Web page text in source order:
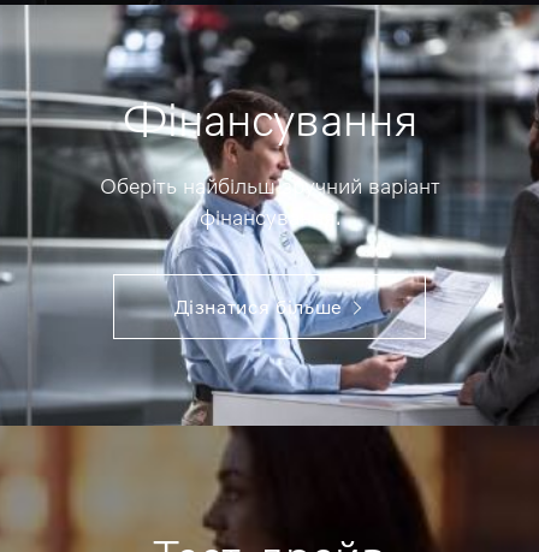
Фінансування
Оберіть найбільш зручний варіант
фінансування.
Дізнатися більше